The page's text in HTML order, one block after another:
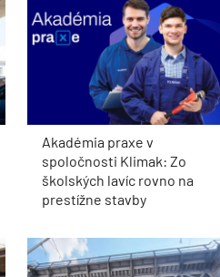
Akadémia praxe v
spoločnosti Klimak: Zo
školských lavíc rovno na
prestížne stavby